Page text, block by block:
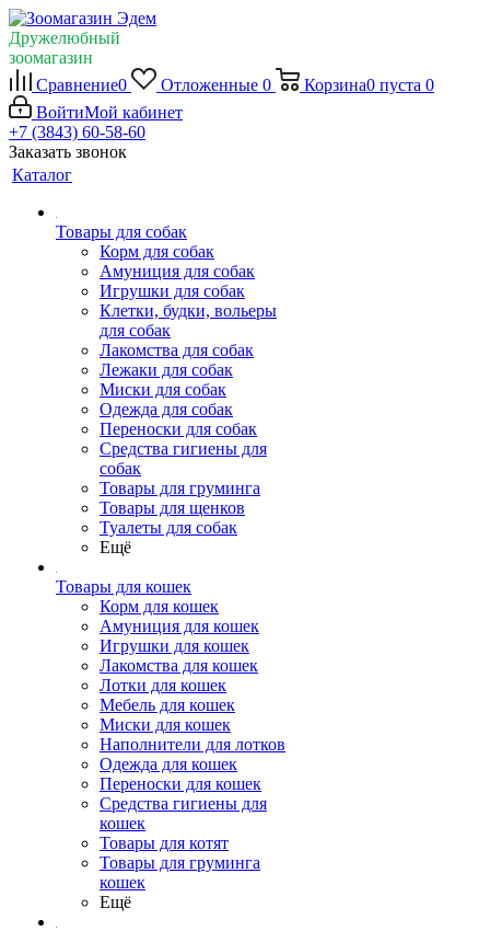
Дружелюбный
зоомагазин
Сравнение0 Отложенные 0 Корзина0 пуста 0
ВойтиМой кабинет
+7 (3843) 60-58-60
Заказать звонок
Каталог
Товары для собак
Корм для собак
Амуниция для собак
Игрушки для собак
Клетки, будки, вольеры
для собак
Лакомства для собак
Лежаки для собак
Миски для собак
Одежда для собак
Переноски для собак
Средства гигиены для
собак
Товары для груминга
Товары для щенков
Туалеты для собак
Ещё
Товары для кошек
Корм для кошек
Амуниция для кошек
Игрушки для кошек
Лакомства для кошек
Лотки для кошек
Мебель для кошек
Миски для кошек
Наполнители для лотков
Одежда для кошек
Переноски для кошек
Средства гигиены для
кошек
Товары для котят
Товары для груминга
кошек
Ещё